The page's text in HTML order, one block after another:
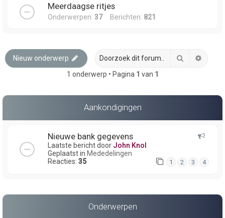
Meerdaagse ritjes
Onderwerpen: 37Berichten: 821
Nieuw onderwerp Zoek
1 onderwerp • Pagina 1 van 1
Aankondigingen
Nieuwe bank gegevens
Laatste bericht door John Knol
Geplaatst in Mededelingen
Reacties: 35 1 2 3 4
Onderwerpen